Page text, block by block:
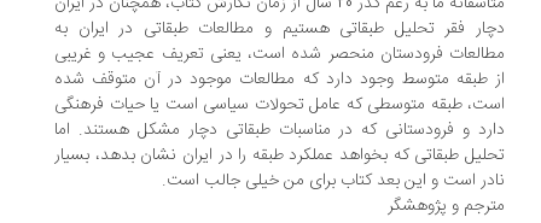
فقر تحلیل طبقاتی هستیم و مطالعات طبقاتی در ایران به
فرودستان منحصر شده است، یعنی تعریف عجیب و غریبی
طبقه متوسط وجود دارد که مطالعات موجود در آن متوقف شده
طبقه متوسطی که عامل تحولات سیاسی است یا حیات فرهنگی
و فرودستانی که در مناسبات طبقاتی دچار مشکل هستند. اما
طبقاتی که بخواهد عملکرد طبقه را در ایران نشان بدهد، بسیار
است و این بعد کتاب برای من خیلی جالب است.
و پژوهشگر